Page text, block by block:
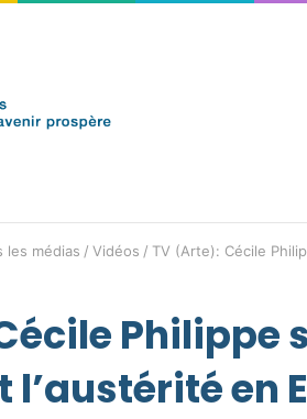
les médias / Vidéos / TV (Arte): Cécile
Philippe
l’austérité en